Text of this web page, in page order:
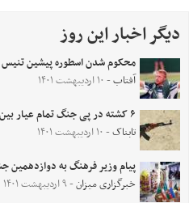
دیگر اخبار این روز
محکوم شدن اسطوره پیشین تنیس جهان به ۲
آفتاب- ۱۰ اردیبهشت ۱۴۰۱
۶ کشته در پی جنگ تمام عیار بین اهالی دو روستا
تابناک- ۱۰ اردیبهشت ۱۴۰۱
پیام وزیر فرهنگ به دوازدهمین
خبرگزاری میزان- ۹ اردیبهشت ۱۴۰۱